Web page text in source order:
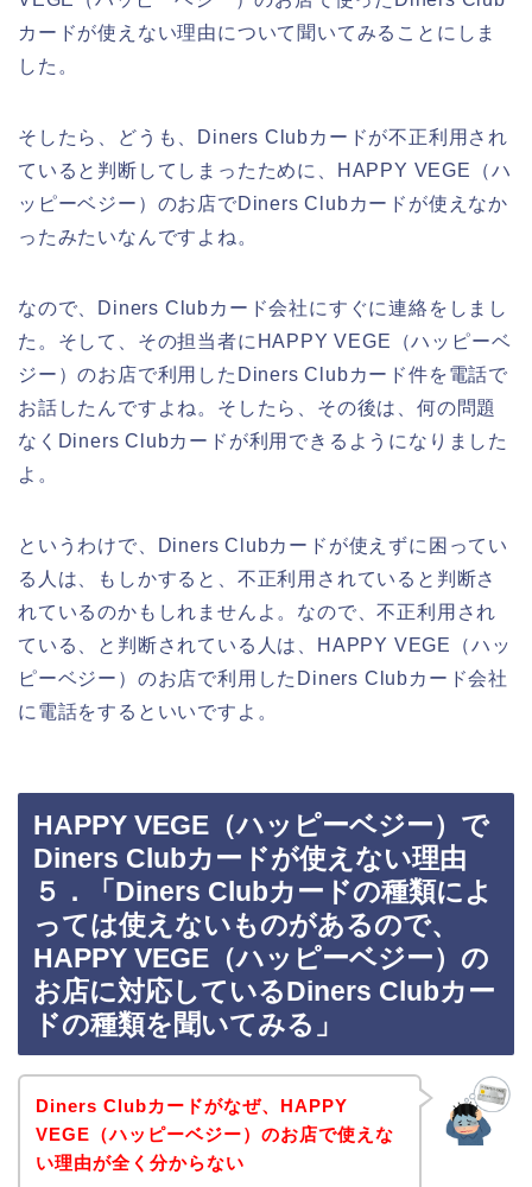
カードが使えない理由について聞いてみることにしま
した。
そしたら、どうも、Diners Clubカードが不正利用され
ていると判断してしまったために、HAPPY VEGE（ハ
ッピーベジー）のお店でDiners Clubカードが使えなか
ったみたいなんですよね。
なので、Diners Clubカード会社にすぐに連絡をしまし
た。そして、その担当者にHAPPY VEGE（ハッピーベ
ジー）のお店で利用したDiners Clubカード件を電話で
お話したんですよね。そしたら、その後は、何の問題
なくDiners Clubカードが利用できるようになりました
よ。
というわけで、Diners Clubカードが使えずに困ってい
る人は、もしかすると、不正利用されていると判断さ
れているのかもしれませんよ。なので、不正利用され
ている、と判断されている人は、HAPPY VEGE（ハッ
ピーベジー）のお店で利用したDiners Clubカード会社
に電話をするといいですよ。
HAPPY VEGE（ハッピーベジー）で
Diners Clubカードが使えない理由
５．「Diners Clubカードの種類によ
っては使えないものがあるので、
HAPPY VEGE（ハッピーベジー）の
お店に対応しているDiners Clubカー
ドの種類を聞いてみる」
Diners Clubカードがなぜ、HAPPY
VEGE（ハッピーベジー）のお店で使えな
い理由が全く分からない